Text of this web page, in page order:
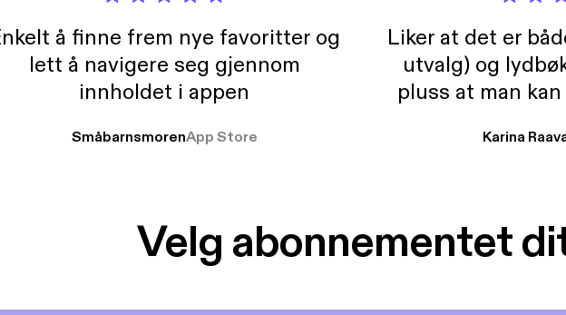
å finne frem nye favoritter og
lett å navigere seg gjennom
innholdet i appen
SmåbarnsmorenApp Store
Liker at det er
utvalg) og
pluss at man
Karina
Velg abonnementet